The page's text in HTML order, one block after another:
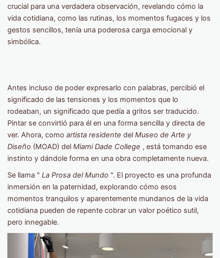
crucial para una verdadera observación, revelando cómo la
vida cotidiana, como las rutinas, los momentos fugaces y los
gestos sencillos, tenía una poderosa carga emocional y
simbólica.
Antes incluso de poder expresarlo con palabras, percibió el
significado de las tensiones y los momentos que lo
rodeaban, un significado que pedía a gritos ser traducido.
Pintar se convirtió para él en una forma sencilla y directa de
ver. Ahora, como artista residente del Museo de Arte y
Diseño (MOAD) del Miami Dade College , está tomando ese
instinto y dándole forma en una obra completamente nueva.
Se llama " La Prosa del Mundo ". El proyecto es una profunda
inmersión en la paternidad, explorando cómo esos
momentos tranquilos y aparentemente mundanos de la vida
cotidiana pueden de repente cobrar un valor poético sutil,
pero innegable.